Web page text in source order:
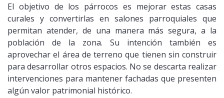
El objetivo de los párrocos es mejorar estas casas
curales y convertirlas en salones parroquiales que
permitan atender, de una manera más segura, a la
población de la zona. Su intención también es
aprovechar el área de terreno que tienen sin construir
para desarrollar otros espacios. No se descarta realizar
intervenciones para mantener fachadas que presenten
algún valor patrimonial histórico.